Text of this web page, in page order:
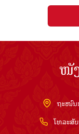
ໜັ
ຖະໜົນ
ໂທລະສັ